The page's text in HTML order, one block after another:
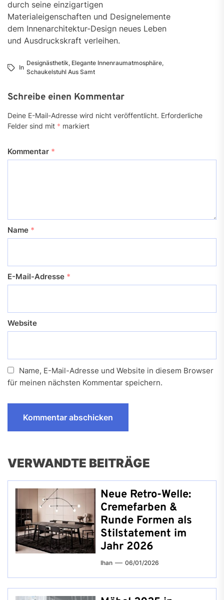
durch seine einzigartigen
Materialeigenschaften und Designelemente
dem Innenarchitektur-Design neues Leben
und Ausdruckskraft verleihen.
In
Designästhetik, Elegante Innenraumatmosphäre,
Schaukelstuhl Aus Samt
Schreibe einen Kommentar
Deine E-Mail-Adresse wird nicht veröffentlicht. Erforderliche
Felder sind mit * markiert
Kommentar *
Name *
E-Mail-Adresse *
Website
Name, E-Mail-Adresse und Website in diesem Browser
für meinen nächsten Kommentar speichern.
VERWANDTE BEITRÄGE
Neue Retro-Welle:
Cremefarben &
Runde Formen als
Stilstatement im
Jahr 2026
Ihan 06/01/2026